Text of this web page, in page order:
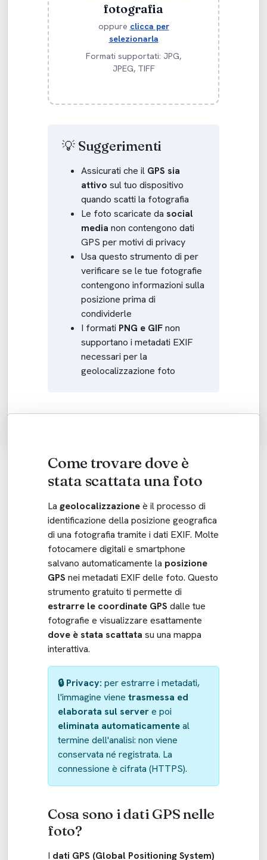
fotografia
oppure clicca per
selezionarla
Formati supportati: JPG,
JPEG, TIFF
💡 Suggerimenti
Assicurati che il GPS sia
attivo sul tuo dispositivo
quando scatti la fotografia
Le foto scaricate dasocial
media non contengono dati
GPS per motivi di privacy
Usa questo strumento di per
verificare se le tue fotografie
contengono informazioni sulla
posizione prima di
condividerle
I formati PNG e GIFnon
supportano i metadati EXIF
necessari per la
geolocalizzazione foto
Come trovare dove è
stata scattata una foto
Lageolocalizzazioneè il processo di
identificazione della posizione geografica
di una fotografia tramite i dati EXIF. Molte
fotocamere digitali e smartphone
salvano automaticamente la posizione
GPS nei metadati EXIF delle foto. Questo
strumento gratuito ti permette di
estrarre le coordinate GPS dalle tue
fotografie e visualizzare esattamente
dove è stata scattata su una mappa
interattiva.
🔒 Privacy: per estrarre i metadati,
l'immagine vienetrasmessa ed
elaborata sul servere poi
eliminata automaticamenteal
termine dell'analisi: non viene
conservata né registrata. La
connessione è cifrata (HTTPS).
Cosa sono i dati GPS nelle
foto?
I dati GPS (Global Positioning System)